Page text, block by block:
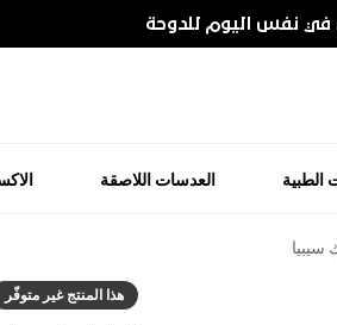
في نفس اليوم للدوحة
الطبية العدسات اللاصقة
سيبيا
هذا المنتج غير متوفّر